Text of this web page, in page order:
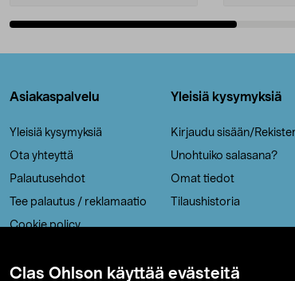
Clas Ohlson käyttää evästeitä
Asiakaspalvelu
Yleisiä kysymyksiä
Ota yhteyttä
Palautusehdot
Tee palautus / reklamaatio
Cookie policy
Saavutettavuus
Yleisiä kysymyksiä
Kirjaudu sisään/
Unohtuiko salasana?
Omat tiedot
Tilaushistoria